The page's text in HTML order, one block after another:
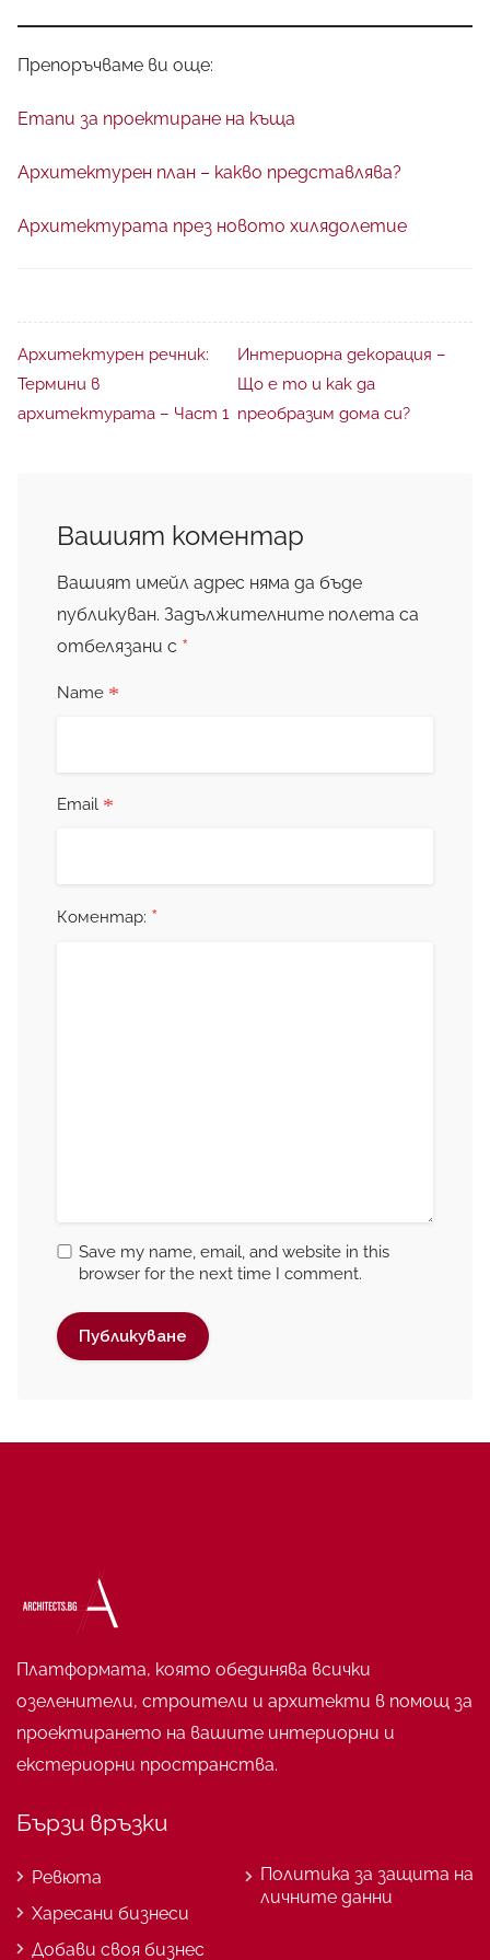
Препоръчваме ви още:
Етапи за проектиране на къща
Архитектурен план – какво представлява?
Архитектурата през новото хилядолетие
Архитектурен речник:
Термини в
архитектурата – Част 1
Интериорна декорация –
Що е то и как да
преобразим дома си?
Вашият коментар
Вашият имейл адрес няма да бъде
публикуван. Задължителните полета са
отбелязани с *
Name *
Email *
Коментар: *
Save my name, email, and website in this
browser for the next time I comment.
Платформата, която обединява всички
озеленители, строители и архитекти в помощ за
проектирането на вашите интериорни и
екстериорни пространства.
Бързи връзки
Ревюта
Харесани бизнеси
Добави своя бизнес
Политика за защита на
личните данни